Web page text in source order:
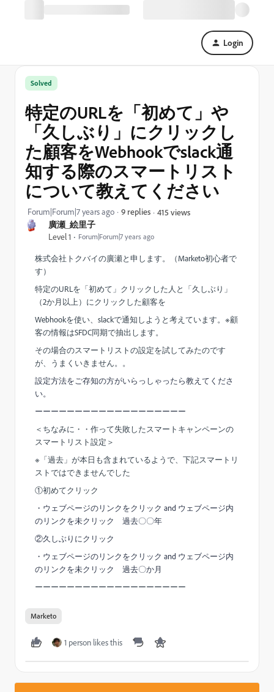
Login
廣瀬_絵里子
Level 1 Forum|Forum|7 years ago
Solved
特定のURLを「初めて」や
「久しぶり」にクリックし
た顧客をWebhookでslack通
知する際のスマートリスト
について教えてください
Forum|Forum|7 years ago 9 replies 415 views
株式会社トクバイの廣瀬と申します。（Marketo初心者で
す）
特定のURLを「初めて」クリックした人と「久しぶり」
（2か月以上）にクリックした顧客を
Webhookを使い、slackで通知しようと考えています。※顧
客の情報はSFDC同期で抽出します。
その場合のスマートリストの設定を試してみたのです
が、うまくいきません。。
設定方法をご存知の方がいらっしゃったら教えてくださ
い。
ーーーーーーーーーーーーーーーーーーー
＜ちなみに・・作って失敗したスマートキャンペーンの
スマートリスト設定＞
※「過去」が本日も含まれているようで、下記スマートリ
ストではできませんでした
①初めてクリック
・ウェブページのリンクをクリック and ウェブページ内
のリンクを未クリック 過去〇〇年
②久しぶりにクリック
・ウェブページのリンクをクリック and ウェブページ内
のリンクを未クリック 過去〇か月
ーーーーーーーーーーーーーーーーーーー
Marketo
1 person likes this